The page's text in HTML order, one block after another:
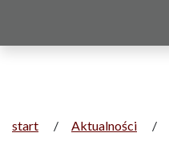
start / Aktualności /